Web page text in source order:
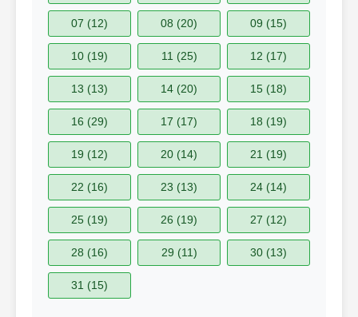
07 (12) 08 (20) 09 (15)
10 (19) 11 (25) 12 (17)
13 (13) 14 (20) 15 (18)
16 (29) 17 (17) 18 (19)
19 (12) 20 (14) 21 (19)
22 (16) 23 (13) 24 (14)
25 (19) 26 (19) 27 (12)
28 (16) 29 (11) 30 (13)
31 (15)